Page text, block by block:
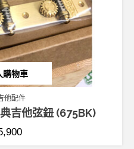
購物車
他配件
吉他弦鈕 (675BK)